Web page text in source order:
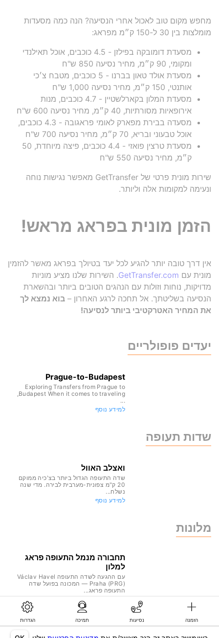
הזמנה נסיעות תמיכה הגדרות
מחפש מקום טוב לאכול אחרי הנסיעה? הנה כמה מסעדות
מומלצות בין 30 ל-150 ק״מ מפראג:
מסעדת דומובקה בפילזן - 4.5 כוכבים, אוכל תאילנדי
ומקומי, 90 ק״מ, מחיר נסיעה 850 ש"ח
מסעדת אולד טאון בברנו - 5 כוכבים, מטבח צ׳כי
אותנטי, 150 ק״מ, מחיר נסיעה 1,000 ש"ח
מסעדת המלון בקארלשטיין - 4.7 כוכבים, מנות
אירופאיות מסורתיות, 40 ק״מ, מחיר נסיעה 600 ש"ח
מסעדה בבירת מפארק לאומי פראגובה - 4.3 כוכבים,
אוכל טבעוני ובריא, 70 ק״מ, מחיר נסיעה 700 ש"ח
מסעדת טרצין פואזי - 4.4 כוכבים, פיצה מיוחדת, 50
ק״מ, מחיר נסיעה 550 ש"ח
שירות מונית פרטי של GetTransfer מאפשר נגישות נוחה
ונעימה למקומות אלה וליותר.
הזמן מונית בפראג מראש!
אין דרך טובה יותר להגיע לכל יעד בטיולך בפראג מאשר להזמין
מונית עם GetTransfer.com. השירות שלנו מציע מוניות
מדויקות, נוחות וזולות עם הנהגים הטובים ביותר ובהשארת
הנסיעה בשליטתך. אל תחכה לרגע האחרון – בוא נמצא לך
את המחיר האטרקטיבי ביותר לנסיעה!
יעדים פופולריים
Prague-to-Budapest
Exploring Transfers from Prague to
Budapest When it comes to traveling,
...
למידע נוסף
שדות תעופה
ואצלב האוול
שדה התעופה הגדול ביותר בצ'כיה ממוקם
20 ק"מ צפונית-מערבית לבירה. מדי שנה
נשלח...
למידע נוסף
מלונות
תחבורה מנמל התעופה פראג
למלון
עם ההגעה לשדה התעופה Václav Havel
Praha (PRG) — המכונה בפועל שדה
התעופה פראג...
למידע נוסף